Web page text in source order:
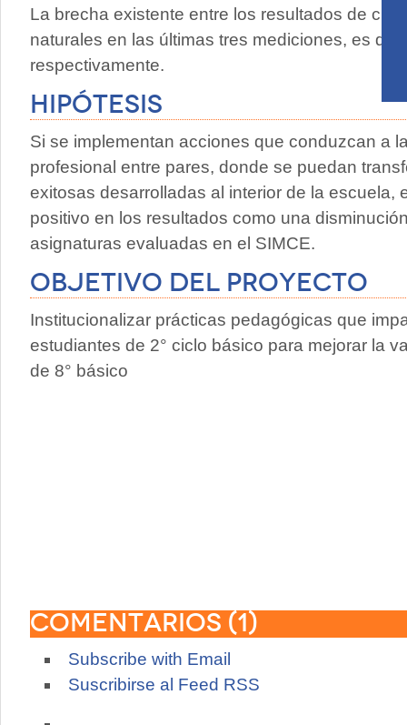
La brecha existente entre los resultados de
naturales en las últimas tres mediciones, es de
respectivamente.
Hipótesis
Si se implementan acciones que conduzcan a
profesional entre pares, donde se puedan
exitosas desarrolladas al interior de la escuela,
positivo en los resultados como una
asignaturas evaluadas en el SIMCE.
Objetivo del proyecto
Institucionalizar prácticas pedagógicas que
estudiantes de 2° ciclo básico para mejorar la
de 8° básico
Comentarios (1)
Subscribe with Email
Suscribirse al Feed RSS